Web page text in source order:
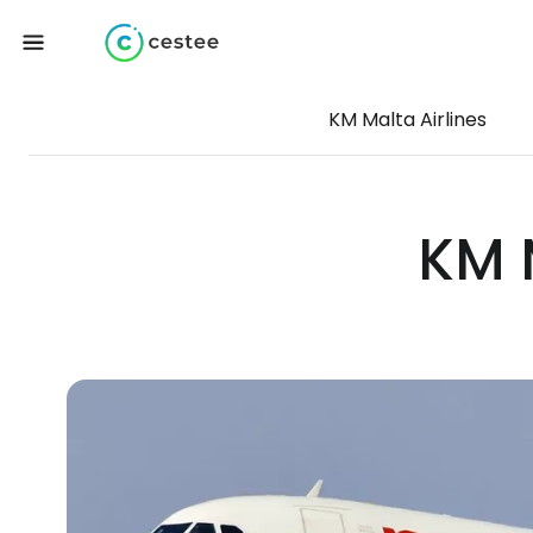
KM Malta Airlines